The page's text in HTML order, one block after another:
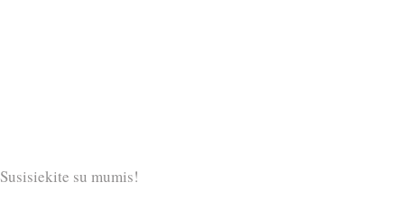
Susisiekite su mumis!